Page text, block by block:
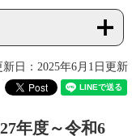
新日：2025年6月1日更新
年度～令和6